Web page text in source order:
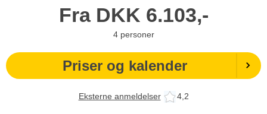
Fra DKK 6.103,-
4 personer
Priser og kalender
Eksterne anmeldelser 4,2